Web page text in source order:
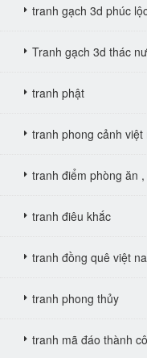
tranh gạch 3d phúc
Tranh gạch 3d thác
tranh phật
tranh phong cảnh việt
tranh điểm phòng ăn
tranh điêu khắc
tranh đồng quê việt
tranh phong thủy
tranh mã đáo thành